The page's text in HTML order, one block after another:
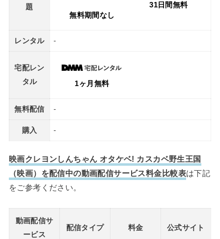
題
無料期間なし
31日間無料
レンタル -
宅配レン
タル
1ヶ月無料
無料配信 -
購入 -
映画クレヨンしんちゃん オタケベ! カスカベ野生王国
（映画）を配信中の動画配信サービス料金比較表は下記
をご参考ください。
動画配信サ
ービス
配信タイプ 料金 公式サイト